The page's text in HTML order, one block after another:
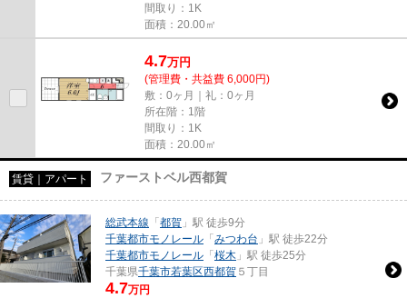
間取り：1K
面積：20.00㎡
4.7万円
(管理費・共益費 6,000円)
敷：0ヶ月｜礼：0ヶ月
所在階：1階
間取り：1K
面積：20.00㎡
賃貸｜アパート ファーストベル西都賀
総武本線 「都賀 」駅 徒歩9分
千葉都市モノレール 「みつわ台 」駅 徒歩22分
千葉都市モノレール 「桜木 」駅 徒歩25分
千葉県千葉市若葉区西都賀 ５丁目
4.7万円